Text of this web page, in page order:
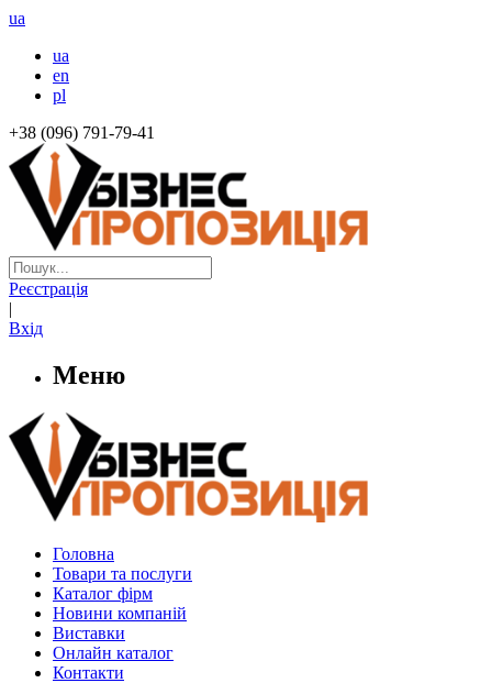
ua
ua
en
pl
+38 (096) 791-79-41
Реєстрація
|
Вхід
Меню
Головна
Товари та послуги
Каталог фірм
Новини компаній
Виставки
Онлайн каталог
Контакти